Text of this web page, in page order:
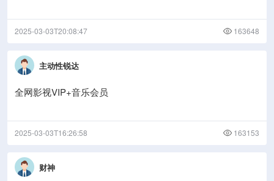
2025-03-03T20:08:47 163648
主动性锐达
全网影视VIP+音乐会员
2025-03-03T16:26:58 163153
财神